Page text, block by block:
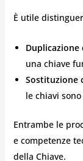
È utile
Duplicazione
una chiave
Sostituzione
le chiavi
Entrambe le
e competenze
della Chiave.